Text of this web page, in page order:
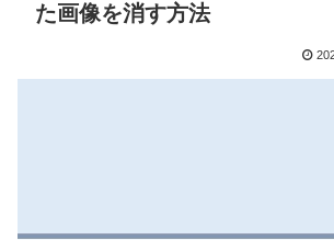
た画像を消す方法